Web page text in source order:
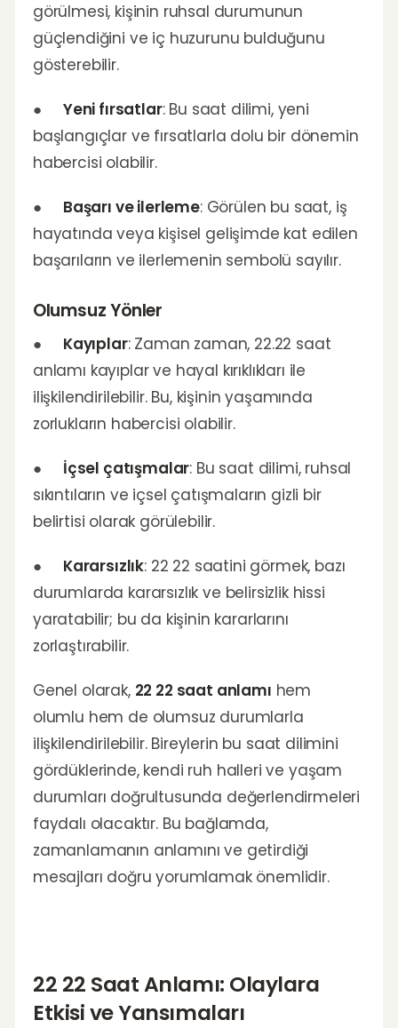
görülmesi, kişinin ruhsal durumunun
güçlendiğini ve iç huzurunu bulduğunu
gösterebilir.
● Yeni fırsatlar: Bu saat dilimi, yeni
başlangıçlar ve fırsatlarla dolu bir dönemin
habercisi olabilir.
● Başarı ve ilerleme: Görülen bu saat, iş
hayatında veya kişisel gelişimde kat edilen
başarıların ve ilerlemenin sembolü sayılır.
Olumsuz Yönler
● Kayıplar: Zaman zaman, 22.22 saat
anlamı kayıplar ve hayal kırıklıkları ile
ilişkilendirilebilir. Bu, kişinin yaşamında
zorlukların habercisi olabilir.
● İçsel çatışmalar: Bu saat dilimi, ruhsal
sıkıntıların ve içsel çatışmaların gizli bir
belirtisi olarak görülebilir.
● Kararsızlık: 22 22 saatini görmek, bazı
durumlarda kararsızlık ve belirsizlik hissi
yaratabilir; bu da kişinin kararlarını
zorlaştırabilir.
Genel olarak, 22 22 saat anlamı hem
olumlu hem de olumsuz durumlarla
ilişkilendirilebilir. Bireylerin bu saat dilimini
gördüklerinde, kendi ruh halleri ve yaşam
durumları doğrultusunda değerlendirmeleri
faydalı olacaktır. Bu bağlamda,
zamanlamanın anlamını ve getirdiği
mesajları doğru yorumlamak önemlidir.
22 22 Saat Anlamı: Olaylara
Etkisi ve Yansımaları